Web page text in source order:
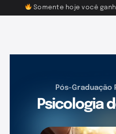
Somente hoje você
Pós-Graduação
Psicologia